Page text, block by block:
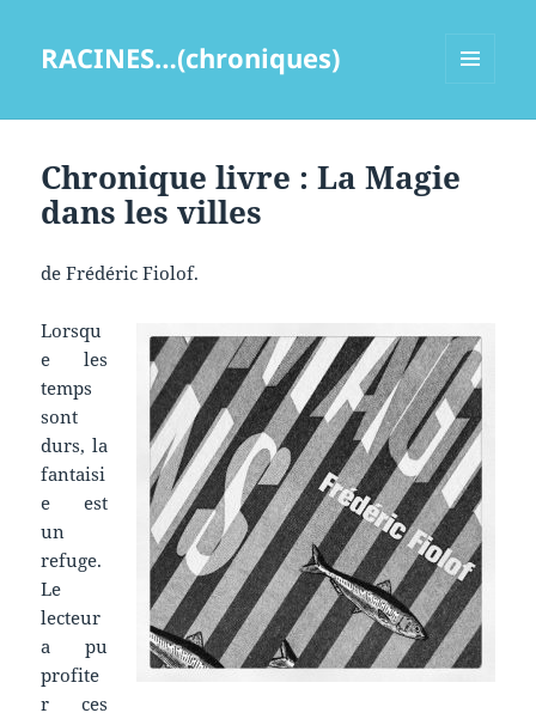
RACINES…(chroniques)
Chronique livre : La Magie
dans les villes
de Frédéric Fiolof.
Lorsqu
e les
temps
sont
durs, la
fantaisi
e est
un
refuge.
Le
lecteur
a pu
profite
r ces